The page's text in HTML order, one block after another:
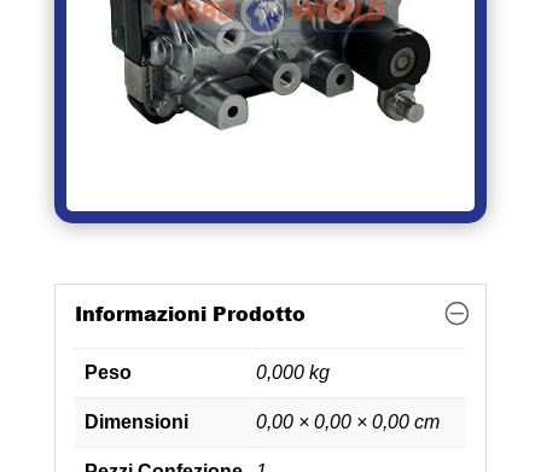
Informazioni Prodotto
Peso 0,000 kg
Dimensioni 0,00 × 0,00 × 0,00 cm